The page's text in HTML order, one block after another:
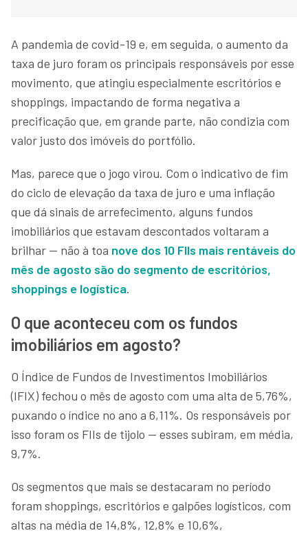
A pandemia de covid-19 e, em seguida, o aumento da
taxa de juro foram os principais responsáveis por esse
movimento, que atingiu especialmente escritórios e
shoppings, impactando de forma negativa a
precificação que, em grande parte, não condizia com
valor justo dos imóveis do portfólio.
Mas, parece que o jogo virou. Com o indicativo de fim
do ciclo de elevação da taxa de juro e uma inflação
que dá sinais de arrefecimento, alguns fundos
imobiliários que estavam descontados voltaram a
brilhar — não à toa nove dos 10 FIIs mais rentáveis do
mês de agosto são do segmento de escritórios,
shoppings e logística.
O que aconteceu com os fundos
imobiliários em agosto?
O Índice de Fundos de Investimentos Imobiliários
(IFIX) fechou o mês de agosto com uma alta de 5,76%,
puxando o índice no ano a 6,11%. Os responsáveis por
isso foram os FIIs de tijolo — esses subiram, em média,
9,7%.
Os segmentos que mais se destacaram no período
foram shoppings, escritórios e galpões logísticos, com
altas na média de 14,8%, 12,8% e 10,6%,